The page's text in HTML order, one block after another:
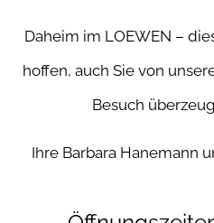
Daheim im LOEWEN –
hoffen, auch Sie von
Besuch
Ihre Barbara Hanemann